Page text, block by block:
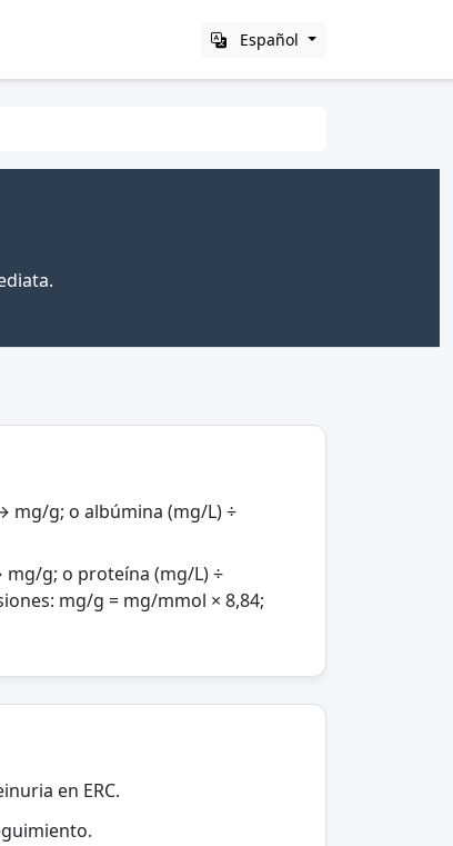
Español
mg/g; o albúmina (mg/L) ÷
mg/g; o proteína (mg/L) ÷
mg/g = mg/mmol × 8,84;
en ERC.